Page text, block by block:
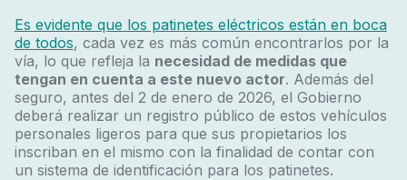
Es evidente que los patinetes eléctricos están en boca
de todos, cada vez es más común encontrarlos por la
vía, lo que refleja la necesidad de medidas que
tengan en cuenta a este nuevo actor. Además del
seguro, antes del 2 de enero de 2026, el Gobierno
deberá realizar un registro público de estos vehículos
personales ligeros para que sus propietarios los
inscriban en el mismo con la finalidad de contar con
un sistema de identificación para los patinetes.